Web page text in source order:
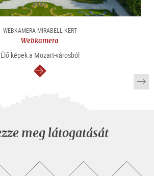
WEBKAMERA MIRABELL-KERT
Webkamera
Élő képek a Mozart-városból
Tovább
meg látogatását